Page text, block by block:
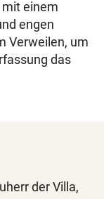
einem
engen
Verweilen, um
das
der Villa,